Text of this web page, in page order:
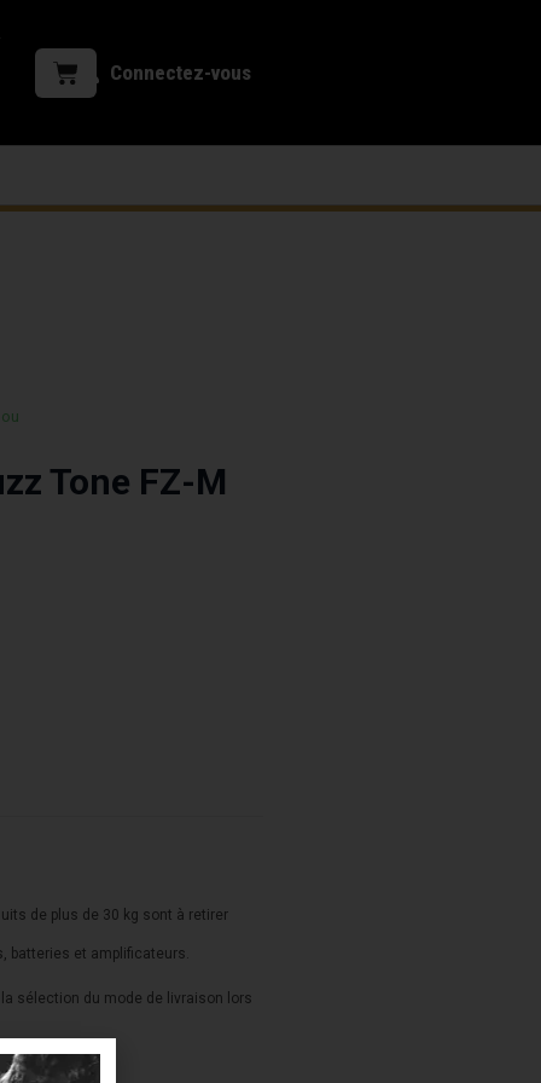
Connectez-vous
Tone FZ-M
de plus de 30 kg sont à retirer
batteries et amplificateurs.
sélection du mode de livraison lors